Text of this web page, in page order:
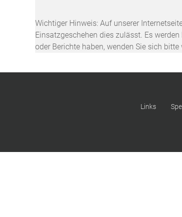
Wichtiger Hinweis: Auf unserer
Einsatzgeschehen dies zulässt. Es
oder Berichte haben, wenden Sie sich
Links